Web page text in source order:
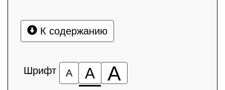
К содержанию
Шрифт А А А